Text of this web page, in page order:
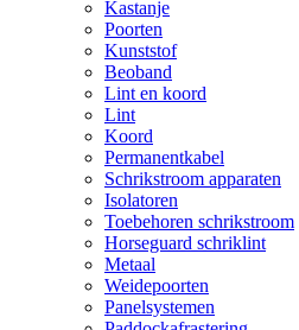
Kastanje
Poorten
Kunststof
Beoband
Lint en koord
Lint
Koord
Permanentkabel
Schrikstroom apparaten
Isolatoren
Toebehoren schrikstroom
Horseguard schriklint
Metaal
Weidepoorten
Panelsystemen